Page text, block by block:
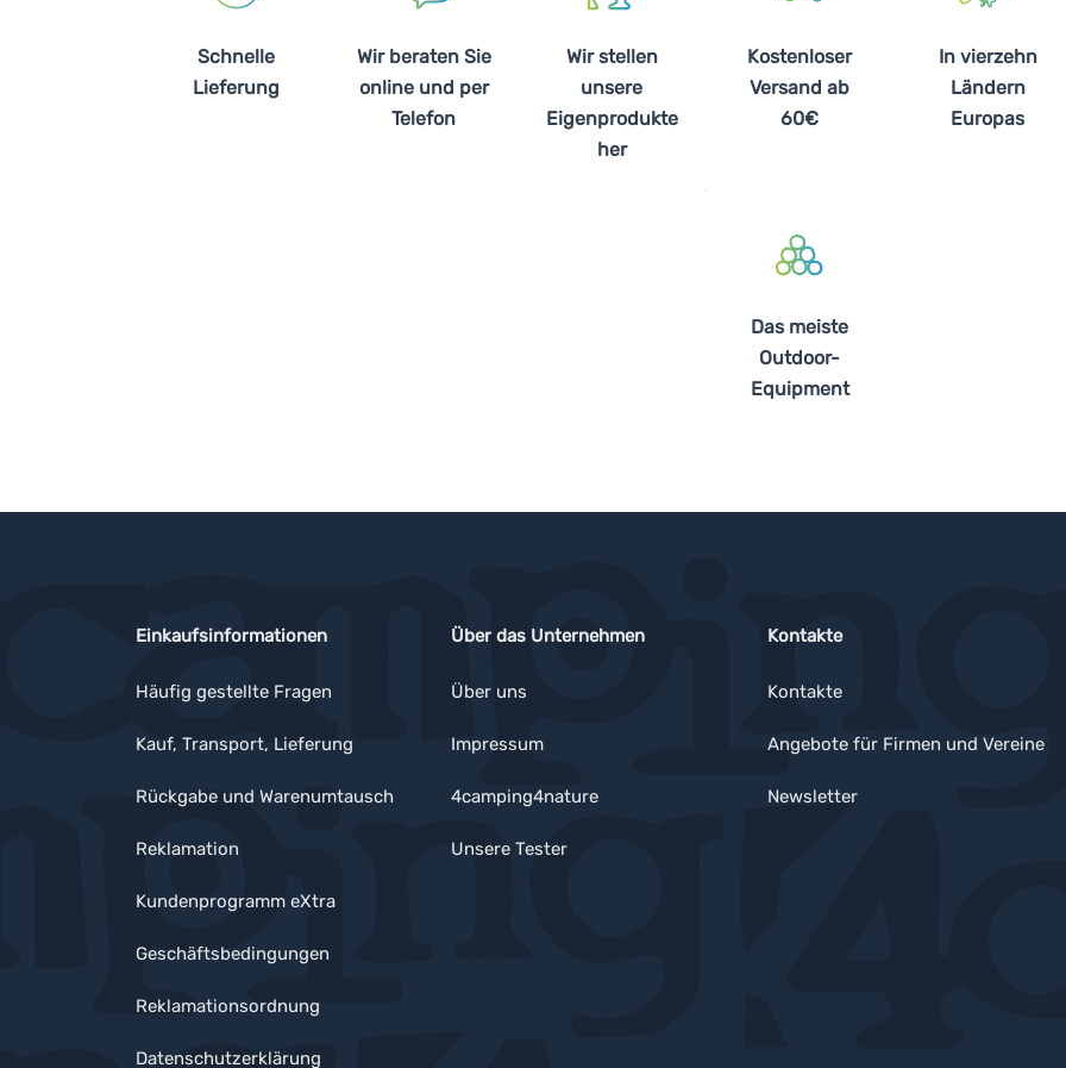
Schnelle
Lieferung
Wir beraten Sie
online und per
Telefon
Wir stellen
unsere
Eigenprodukte
her
Kostenloser
Versand ab
60€
In vierzehn
Ländern
Europas
Das meiste
Outdoor-
Equipment
Einkaufsinformationen
Häufig gestellte Fragen
Kauf, Transport, Lieferung
Rückgabe und Warenumtausch
Reklamation
Kundenprogramm eXtra
Geschäftsbedingungen
Reklamationsordnung
Datenschutzerklärung
Über das Unternehmen
Über uns
Impressum
4camping4nature
Unsere Tester
Kontakte
Kontakte
Angebote für Firmen und Vereine
Newsletter